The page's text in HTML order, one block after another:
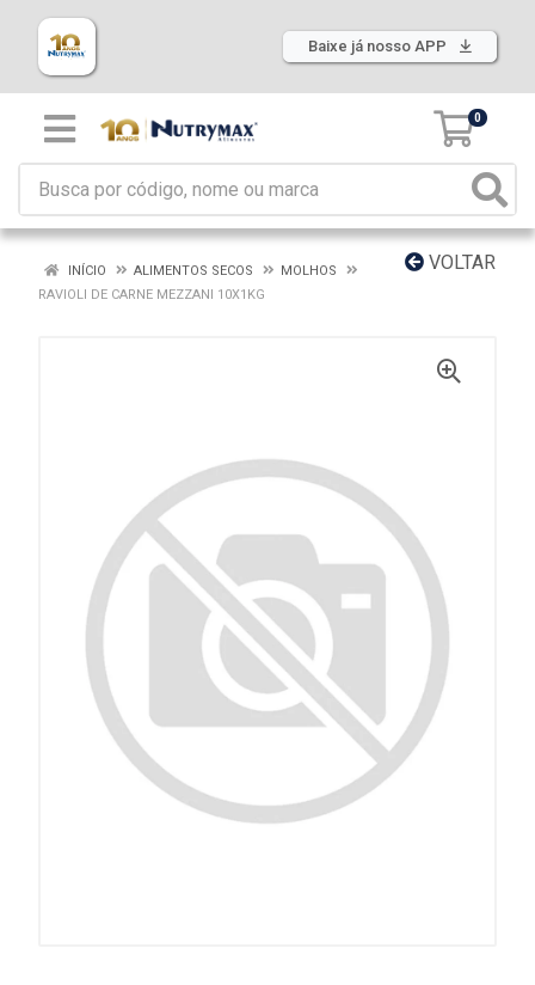
Baixe já nosso APP
0
VOLTAR
INÍCIO ALIMENTOS SECOS
MOLHOS
RAVIOLI DE CARNE MEZZANI 10X1KG